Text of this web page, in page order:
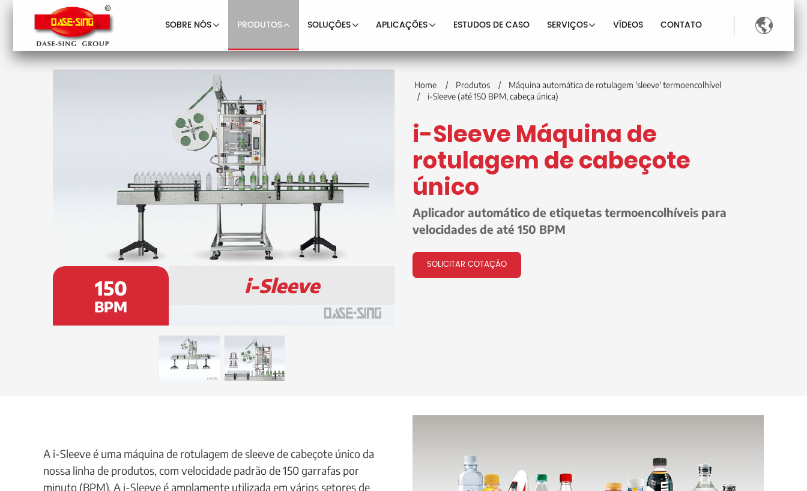

SOBRE NÓS PRODUTOS SOLUÇÕES APLICAÇÕES ESTUDOS DE CASO SERVIÇOS VÍDEOS CONTATO
Home Produtos
Máquina automática de rotulagem 'sleeve' termoencolhível
i-Sleeve (até 150 BPM, cabeça única)
i-Sleeve Máquina de
rotulagem de cabeçote
único
Aplicador automático de etiquetas termoencolhíveis para
velocidades de até 150 BPM
SOLICITAR COTAÇÃO
150
BPM
i-Sleeve
A i-Sleeve é uma máquina de rotulagem de sleeve de cabeçote único da
nossa linha de produtos, com velocidade padrão de 150 garrafas por
minuto (BPM). A i-Sleeve é amplamente utilizada em vários setores de